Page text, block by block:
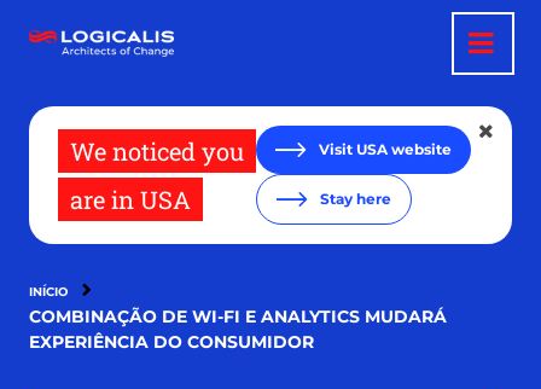
para
We noticed you
are in USA
Visit USA website
Stay here
INÍCIO
COMBINAÇÃO DE WI-FI E ANALYTICS MUDARÁ
EXPERIÊNCIA DO CONSUMIDOR